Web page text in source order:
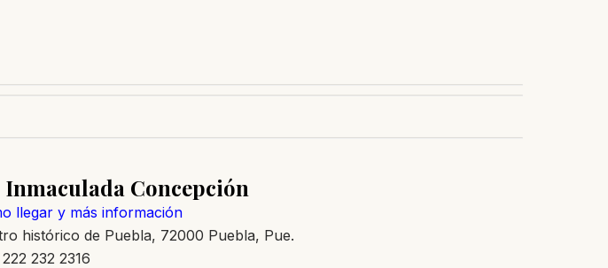
Concepción
llegar y más información
histórico de Puebla, 72000 Puebla, Pue.
232 2316